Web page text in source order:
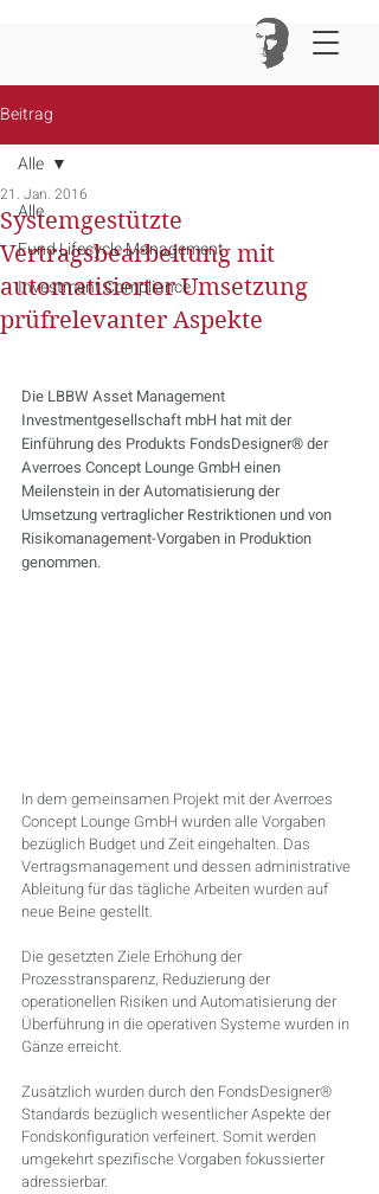
Beitrag
Alle
Fund Lifecycle Management
Investment Compliance
Alle
Systemgestützte
Vertragsbearbeitung mit
automatisierter Umsetzung
prüfrelevanter Aspekte
21. Jan. 2016
Die LBBW Asset Management
Investmentgesellschaft mbH hat mit der
Einführung des Produkts FondsDesigner® der
Averroes Concept Lounge GmbH einen
Meilenstein in der Automatisierung der
Umsetzung vertraglicher Restriktionen und von
Risikomanagement-Vorgaben in Produktion
genommen.
In dem gemeinsamen Projekt mit der Averroes
Concept Lounge GmbH wurden alle Vorgaben
bezüglich Budget und Zeit eingehalten. Das
Vertragsmanagement und dessen administrative
Ableitung für das tägliche Arbeiten wurden auf
neue Beine gestellt.
Die gesetzten Ziele Erhöhung der
Prozesstransparenz, Reduzierung der
operationellen Risiken und Automatisierung der
Überführung in die operativen Systeme wurden in
Gänze erreicht.
Zusätzlich wurden durch den FondsDesigner®
Standards bezüglich wesentlicher Aspekte der
Fondskonfiguration verfeinert. Somit werden
umgekehrt spezifische Vorgaben fokussierter
adressierbar.